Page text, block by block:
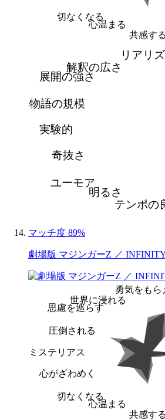
共感する
心温まる
切なくなる
リアリ
テンポの
明るさ
ユーモア
奇抜さ
実験的
物語の規模
展開の強さ
解釈の広さ
マッチ度 89%
劇場版 マジンガーZ ／
勇気をもら
共感する
心温まる
切なくなる
心がざわめく
ミステリアス
圧倒される
思慮を巡らす
世界に浸れる